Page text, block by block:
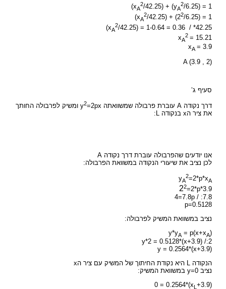
(xA
2/42.25) + (yA
2/6.25) = 1
(xA
2/42.25) + (22/6.25) = 1
(xA
2/42.25) = 1-0.64 = 0.36 / *42.25
xA
2 = 15.21
xA= 3.9
A (3.9 , 2)
סעיף ג’
דרך נקודה A עוברת פרבולה שמשוואתה y 2 =2px ומשיק לפרבולה החותך
את ציר הx בנקודה L:
אנו יודעים שהפרבולה עוברת דרך נקודה A
לכן נציב את שיעורי הנקודה במשוואת הפרבולה:
yA
2=2*p*xA
22=2*p*3.9
4=7.8p / :7.8
p=0.5128
נציב במשוואת המשיק לפרבולה:
y*yA = p(x+xA)
y*2 = 0.5128*(x+3.9) /:2
y = 0.2564*(x+3.9)
הנקודה L היא נקודת החיתוך של המשיק עם ציר הx
נציב y=0 במשוואת המשיק:
0 = 0.2564*(xL+3.9)